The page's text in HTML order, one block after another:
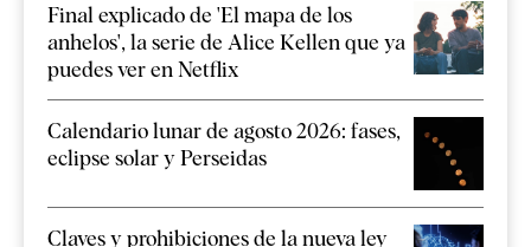
Final explicado de 'El mapa de los
anhelos', la serie de Alice Kellen que ya
puedes ver en Netflix
Calendario lunar de agosto 2026: fases,
eclipse solar y Perseidas
Claves y prohibiciones de la nueva ley